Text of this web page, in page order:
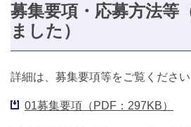
募集要項・応募方法等
ました）
詳細は、募集要項等をご覧ください
01募集要項（PDF：297KB）